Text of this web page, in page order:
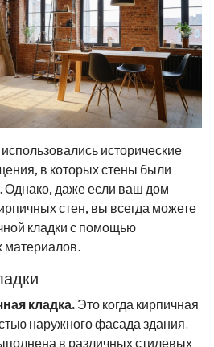
исторические
в которых стены были
Однако, даже если ваш дом
стен, вы всегда можете
кладки с помощью
материалов.
кладка. Это когда кирпичная
наружного фасада здания.
в различных стилевых